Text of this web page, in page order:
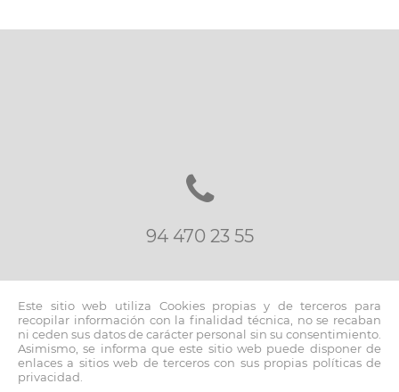
94 470 23 55
inmo@fernandoblancoapi.com
Este sitio web utiliza Cookies propias y de terceros para
recopilar información con la finalidad técnica, no se recaban
ni ceden sus datos de carácter personal sin su consentimiento.
Asimismo, se informa que este sitio web puede disponer de
enlaces a sitios web de terceros con sus propias políticas de
privacidad.